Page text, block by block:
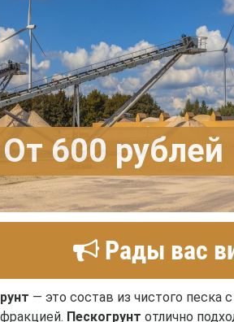
От 600 рублей
Рады вас
— это состав из чистого
Пескогрунт отлично